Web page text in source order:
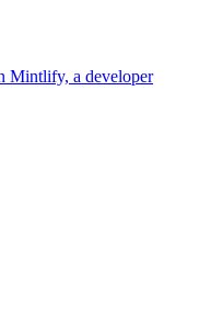
Mintlify, a developer